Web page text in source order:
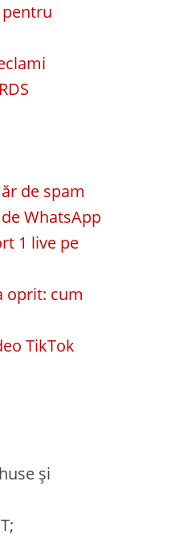
de spam
WhatsApp
1 live pe
oprit: cum
TikTok
și